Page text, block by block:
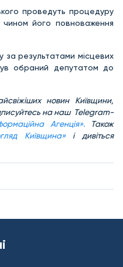
проведуть процедуру
його повноваження
результатами місцевих
обраний депутатом до
новин Київщини,
на наш Telegram-
Агенція».Також
Київщина»і дивіться